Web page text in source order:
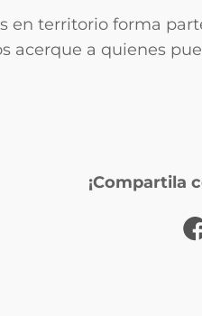
en territorio forma
acerque a quienes
¡Compartila